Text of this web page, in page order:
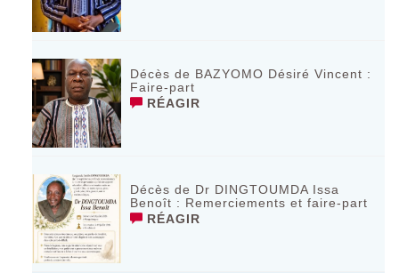
Décès de BAZYOMO Désiré Vincent :
Faire-part
RÉAGIR
Décès de Dr DINGTOUMDA Issa
Benoît : Remerciements et faire-part
RÉAGIR